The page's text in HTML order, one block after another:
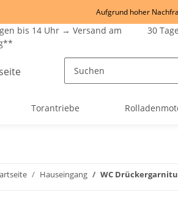
Aufgrund hoher
bis 14 Uhr → Versand am
30
Torantriebe
Hauseingang WC